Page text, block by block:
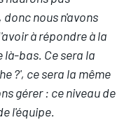
nous n'avons
à répondre à la
là-bas. Ce sera la
?', ce sera la même
gérer : ce niveau de
l'équipe.